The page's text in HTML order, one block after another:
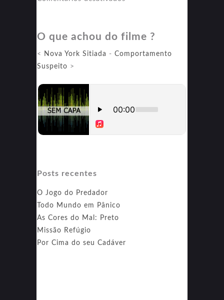
do
O que achou do filme ?
< Nova York Sitiada - Comportamento
Suspeito >
Posts recentes
O Jogo do Predador
Todo Mundo em Pânico
As Cores do Mal: Preto
Missão Refúgio
Por Cima do seu Cadáver